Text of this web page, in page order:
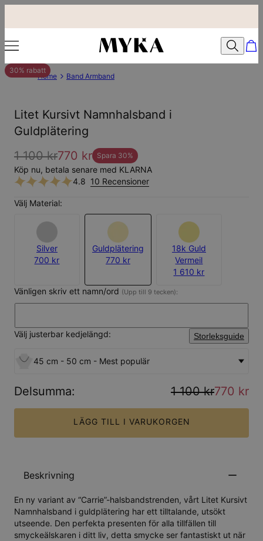
30% rabatt
Home Band Armband
Litet Kursivt Namnhalsband i
Guldplätering
1 100 kr770 kr Spara 30%
Köp nu, betala senare med KLARNA
4.8 10 Recensioner
Välj Material:
Silver
700 kr
Guldplätering
770 kr
18k Guld
Vermeil
1 610 kr
Vänligen skriv ett namn/ord (Upp till 9 tecken):
Välj justerbar kedjelängd: Storleksguide
45 cm - 50 cm - Mest populär
Delsumma: 1 100 kr770 kr
LÄGG TILL I VARUKORGEN
Beskrivning
En ny variant av “Carrie”-halsbandstrenden, vårt Litet Kursivt
Namnhalsband i guldplätering har ett tilltalande, utsökt
utseende. Den perfekta presenten för alla tillfällen till
smyckeälskaren i ditt liv, detta smycke ser fantastiskt ut när